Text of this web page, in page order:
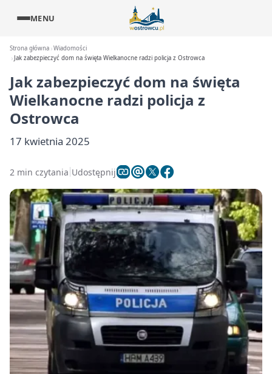
MENU
Strona główna Wiadomości
Jak zabezpieczyć dom na święta Wielkanocne radzi policja z Ostrowca
Jak zabezpieczyć dom na święta
Wielkanocne radzi policja z
Ostrowca
17 kwietnia 2025
2 min czytania Udostępnij